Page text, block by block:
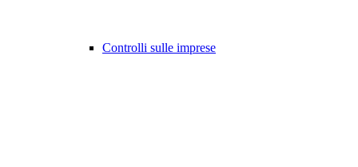
Controlli sulle imprese